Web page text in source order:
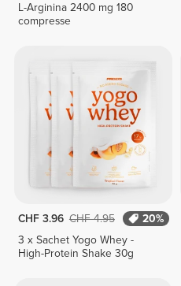
L-Arginina 2400 mg 180
compresse
CHF 3.96 CHF 4.95
20%
3 x Sachet Yogo Whey -
High-Protein Shake 30g